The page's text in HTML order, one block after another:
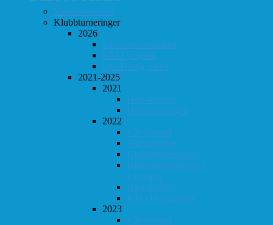
Vinner-oversikt
Klubbturneringer
2026
Klubbmesterskapet
KM Lynsjakk
Lyn/Hurtig våren
2021-2025
2021
Høst-konrad
Høstturneringen
2022
Vår-konrad
Vårturnering
Klubbmesterskapet
Klubbmesterskapet i
Lynsjakk
Høst-konrad
KM i Hurtigsjakk
2023
Vår-konrad